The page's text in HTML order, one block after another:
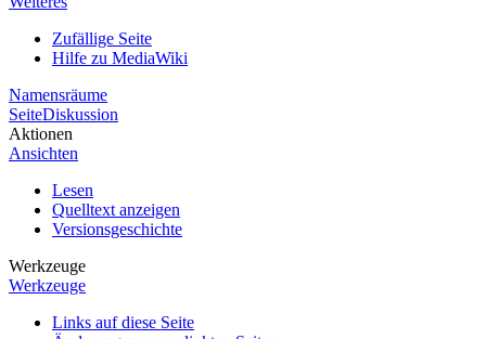
Zufällige Seite
Hilfe zu MediaWiki
Namensräume
SeiteDiskussion
Aktionen
Ansichten
Lesen
Quelltext anzeigen
Versionsgeschichte
Werkzeuge
Werkzeuge
Links auf diese Seite